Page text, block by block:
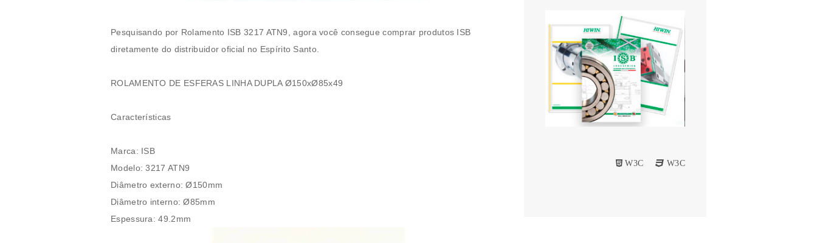
Pesquisando por Rolamento ISB3217 ATN9
, agora você consegue comprar produtos ISB
diretamente do distribuidor oficial no Espírito Santo.
ROLAMENTO DE ESFERAS LINHA DUPLA Ø150xØ85x49
Características
Marca: ISB
Modelo: 3217 ATN9
Diâmetro externo: Ø150mm
Diâmetro interno: Ø85mm
Espessura: 49.2mm
W3C W3C